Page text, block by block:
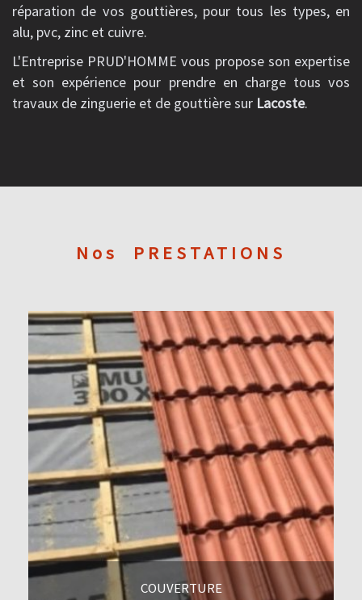
réparation de vos gouttières, pour tous les types, en
alu, pvc, zinc et cuivre.
L'Entreprise PRUD'HOMME vous propose son expertise
et son expérience pour prendre en charge tous vos
travaux de zinguerie et de gouttière sur Lacoste.
Nos PRESTATIONS
COUVERTURE